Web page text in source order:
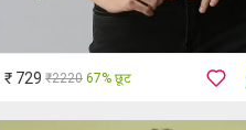
₹ 729 ₹2220 67% छूट